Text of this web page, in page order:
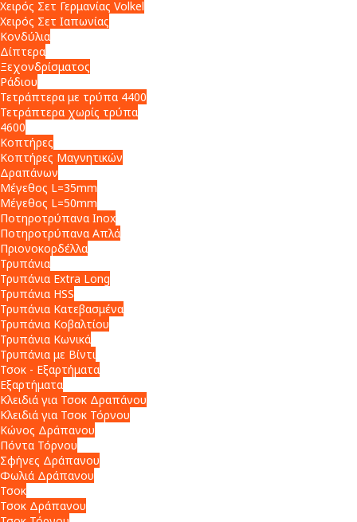
Χειρός Σετ Γερμανίας Volkel
Χειρός Σετ Ιαπωνίας
Κονδύλια
Δίπτερα
Ξεχονδρίσματος
Ράδιου
Τετράπτερα με τρύπα 4400
Τετράπτερα χωρίς τρύπα
4600
Κοπτήρες
Κοπτήρες Μαγνητικών
Δραπάνων
Μέγεθος L=35mm
Μέγεθος L=50mm
Ποτηροτρύπανα Inox
Ποτηροτρύπανα Απλά
Πριονοκορδέλλα
Τρυπάνια
Τρυπάνια Extra Long
Τρυπάνια HSS
Τρυπάνια Κατεβασμένα
Τρυπάνια Κοβαλτίου
Τρυπάνια Κωνικά
Τρυπάνια με Βίντι
Τσοκ - Εξαρτήματα
Εξαρτήματα
Κλειδιά για Τσοκ Δραπάνου
Κλειδιά για Τσοκ Τόρνου
Κώνος Δράπανου
Πόντα Τόρνου
Σφήνες Δράπανου
Φωλιά Δράπανου
Τσοκ
Τσοκ Δράπανου